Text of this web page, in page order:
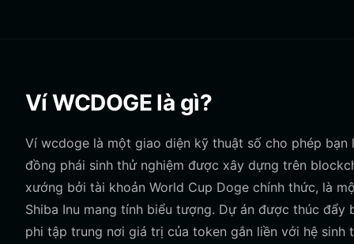
Ví WCDOGE là gì?
Ví wcdoge là một giao diện kỹ thuật số cho phép
đồng phái sinh thử nghiệm được xây dựng trên
xướng bởi tài khoản World Cup Doge chính thức, là
Shiba Inu mang tính biểu tượng. Dự án được thúc
phi tập trung nơi giá trị của token gắn liền với hệ